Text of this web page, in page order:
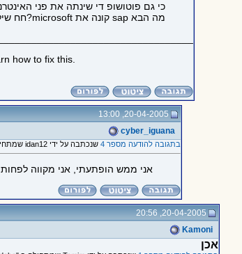
כי גם פוטושופ די שינתה את פני
מה הבא sap קונה את microsoft?חח שילוב קטלני
how to fix this.
20-04-2005, 13:00
cyber_iguana
בתגובה להודעה מספר 4
שנכתבה על ידי idan12 שמתחילה ב "לא ממש"
אני ממש הופתעתי, אני מקווה
20-04-2005, 20:56
Kamoni
אכן